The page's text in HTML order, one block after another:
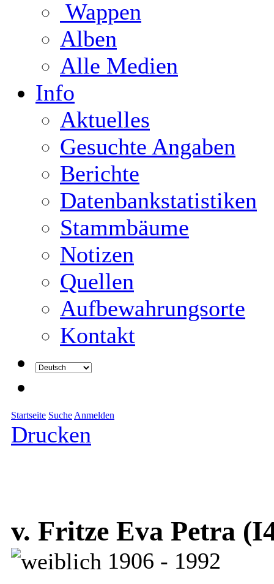
Wappen
Alben
Alle Medien
Info
Aktuelles
Gesuchte Angaben
Berichte
Datenbankstatistiken
Stammbäume
Notizen
Quellen
Aufbewahrungsorte
Kontakt
Startseite Suche Anmelden
Drucken
v. Fritze Eva Petra
1906 - 1992